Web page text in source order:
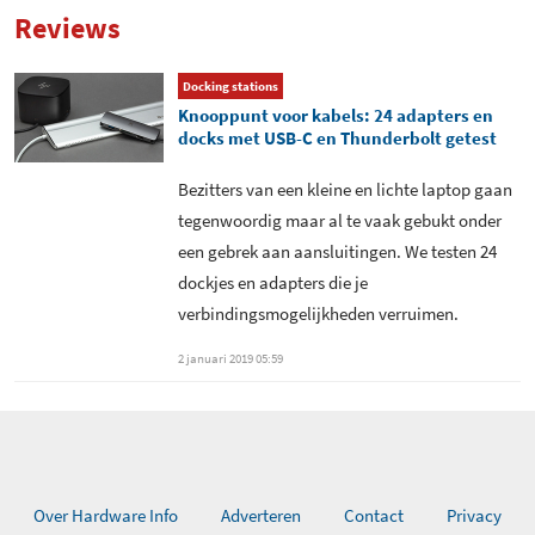
Aantal USB 2.0 poorten
Aantal USB 3.0 poorten 3
Gewicht
Toegevoegd aan Hardware
Reviews
Docking stations
Knooppunt voor kabels: 24 adapters en
docks met USB-C en Thunderbolt getest
Bezitters van een kleine en lichte laptop gaan
tegenwoordig maar al te vaak gebukt onder
een gebrek aan aansluitingen. We testen 24
dockjes en adapters die je
verbindingsmogelijkheden verruimen.
2 januari 2019 05:59
Over Hardware Info Adverteren Contact Privacy